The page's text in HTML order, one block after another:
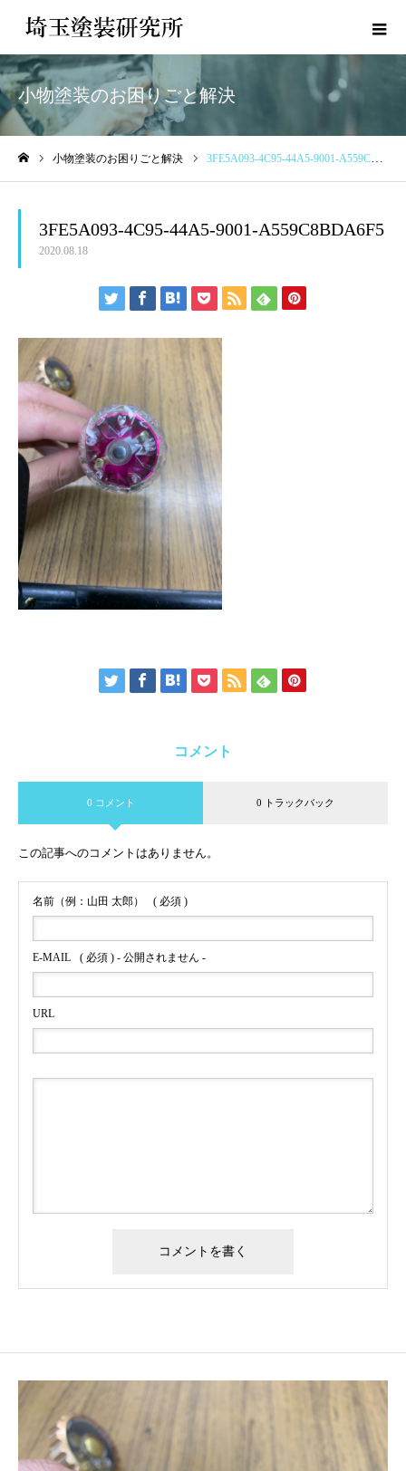
小物塗装のお困りごと解決
小物塗装のお困りごと解決 3FE5A093-4C95-44A5-9001-A559C8BDA6F5
3FE5A093-4C95-44A5-9001-A559C8BDA6F5
2020.08.18
コメント
0 コメント 0 トラックバック
この記事へのコメントはありません。
名前（例：山田 太郎） ( 必須 )
E-MAIL ( 必須 ) - 公開されません -
URL